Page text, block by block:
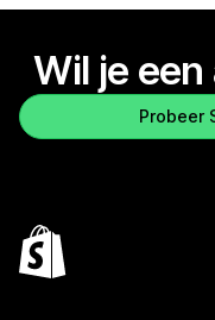
Wil je
Probeer